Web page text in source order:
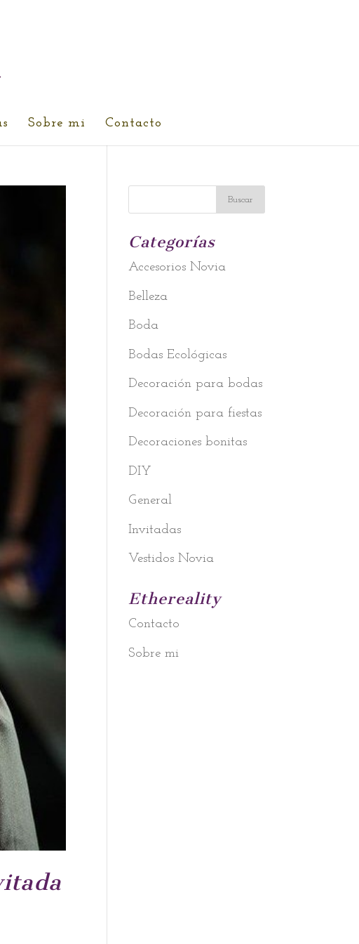
Sobre mi Contacto
Categorías
Accesorios Novia
Belleza
Boda
Bodas Ecológicas
Decoración para bodas
Decoración para fiestas
Decoraciones bonitas
DIY
General
Invitadas
Vestidos Novia
Ethereality
Contacto
Sobre mi